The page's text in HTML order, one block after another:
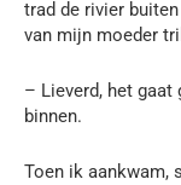
trad de rivier
van mijn moeder
– Lieverd, het
binnen.
Toen ik aankwam,